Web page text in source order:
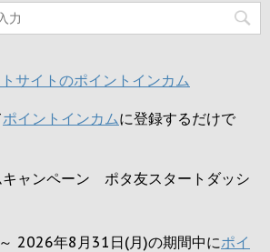
ポイントインカムに登録するだけで
ャンペーン ポタ友スタートダッシ
2026年8月31日(月)の期間中にポイ